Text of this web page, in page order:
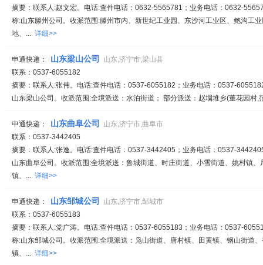
摘要：联系人:赵文宏。电话:查件电话：0632-5565781；业务电话：0632-
称:山东滕州公司。收派范围:滕州市内、新世纪工业园、东沙河工业区、鲍沟工
地、... 详细>>
申通快递： 山东梁山公司
山东,济宁市,梁山县
联系：0537-6055182
摘要：联系人:张伟。电话:查件电话：0537-6055182；业务电话：0537-
山东梁山公司。收派范围:全境派送：水泊街道； 部分派送：赵堌堆乡(董花园村
申通快递： 山东曲阜公司
山东,济宁市,曲阜市
联系：0537-3442405
摘要：联系人:张逸。电话:查件电话：0537-3442405；业务电话：0537-
山东曲阜公司。收派范围:全境派送：鲁城街道、时庄街道、小雪街道、姚村镇
镇、... 详细>>
申通快递： 山东邹城公司
山东,济宁市,邹城市
联系：0537-6055183
摘要：联系人:党广涛。电话:查件电话：0537-6055183；业务电话：0537-
称:山东邹城公司。收派范围:全境派送：凫山街道、唐村镇、田黄镇、钢山街道
镇、... 详细>>